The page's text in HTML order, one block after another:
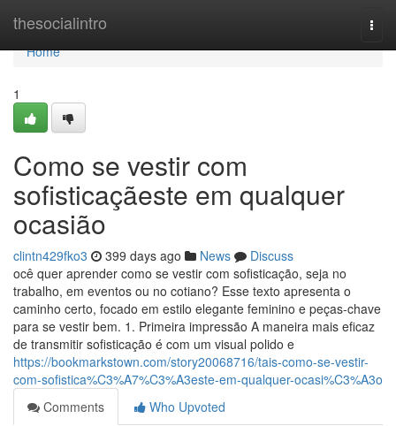
thesocialintro
Home
Home
1
Como se vestir com
sofisticaçãeste em qualquer
ocasião
clintn429fko3 399 days ago News
Discuss
ocê quer aprender como se vestir com sofisticação, seja no
trabalho, em eventos ou no cotiano? Esse texto apresenta o
caminho certo, focado em estilo elegante feminino e peças‑chave
para se vestir bem. 1. Primeira impressão A maneira mais eficaz
de transmitir sofisticação é com um visual polido e
https://bookmarkstown.com/story20068716/tais-como-se-vestir-
com-sofistica%C3%A7%C3%A3este-em-qualquer-ocasi%C3%A3o
Comments
Who Upvoted